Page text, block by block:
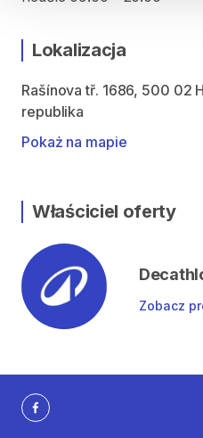
Lokalizacja
Rašínova tř. 1686, 500 02
republika
Pokaż na mapie
Właściciel oferty
Zobacz